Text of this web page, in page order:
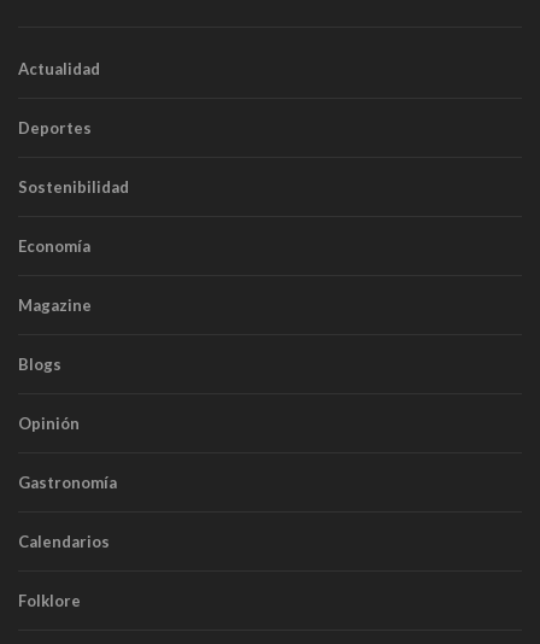
Actualidad
Deportes
Sostenibilidad
Economía
Magazine
Blogs
Opinión
Gastronomía
Calendarios
Folklore